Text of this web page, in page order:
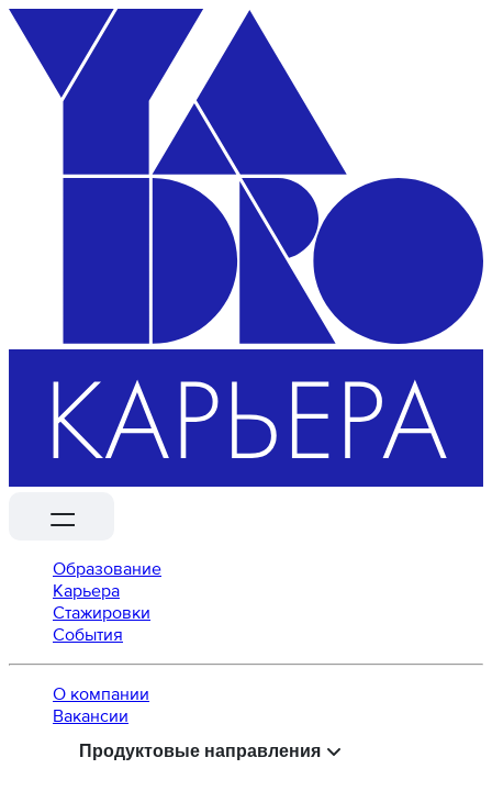
Образование
Карьера
Стажировки
События
О компании
Вaкансии
Продуктовые направления